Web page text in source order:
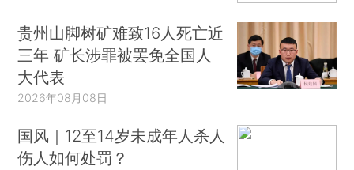
贵州山脚树矿难致16人死亡近
三年 矿长涉罪被罢免全国人
大代表
2026年08月08日
国风｜12至14岁未成年人杀人
伤人如何处罚？